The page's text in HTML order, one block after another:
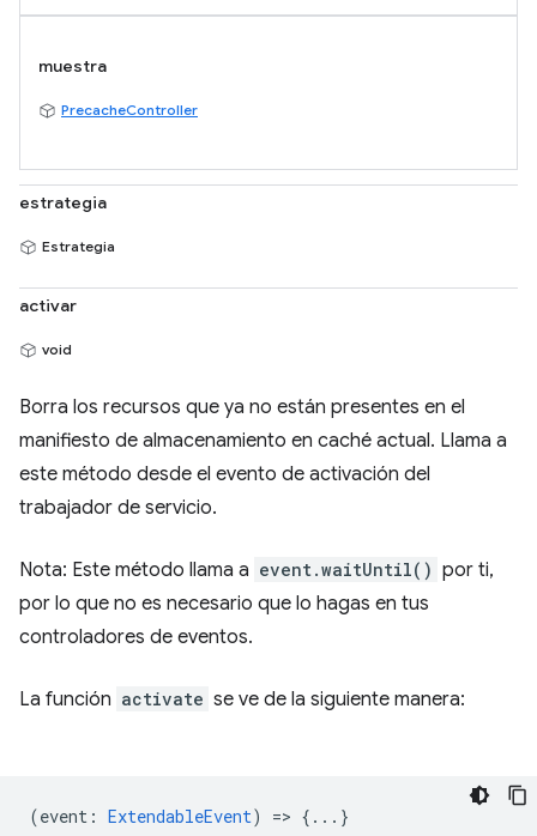
muestra
PrecacheController
estrategia
Estrategia
activar
void
Borra los recursos que ya no están presentes en el
manifiesto de almacenamiento en caché actual. Llama a
este método desde el evento de activación del
trabajador de servicio.
Nota: Este método llama a event.waitUntil() por ti,
por lo que no es necesario que lo hagas en tus
controladores de eventos.
La función activate se ve de la siguiente manera:
(event : ExtendableEvent) => {...}